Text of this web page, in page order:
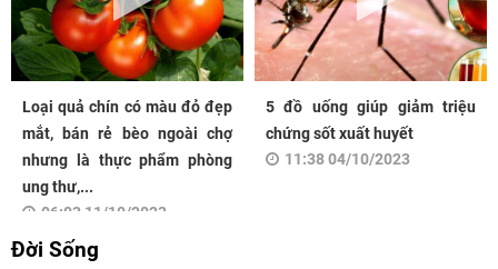
Loại quả chín có màu đỏ đẹp
mắt, bán rẻ bèo ngoài chợ
nhưng là thực phẩm phòng
ung thư,...
06:03 11/10/2023
5 đồ uống giúp giảm triệu
chứng sốt xuất huyết
11:38 04/10/2023
Đời Sống